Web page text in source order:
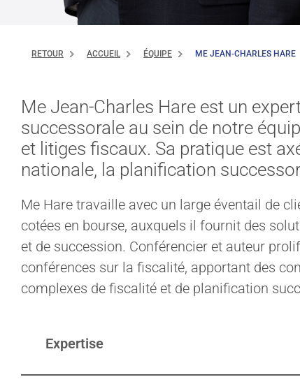
RETOUR ACCUEIL ÉQUIPE ME JEAN-CHARLES HARE
Me Jean-Charles Hare est un
successorale au sein de notre
et litiges fiscaux. Sa pratique est
nationale, la planification
Me Hare travaille avec un large éventail de
cotées en bourse, auxquels il fournit des
et de succession. Conférencier et auteur
conférences sur la fiscalité, apportant des
complexes de fiscalité et de planification
Expertise